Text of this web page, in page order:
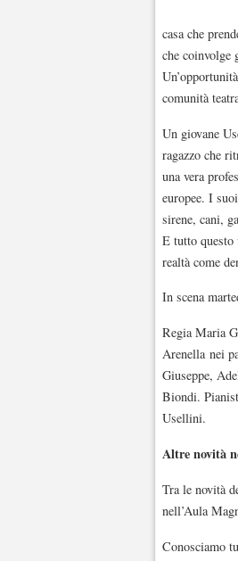
casa che
che coinvolge
comunità
Un giovane
ragazzo che
una vera
europee. I
sirene, cani,
E tutto questo
realtà come
In scena
Regia Maria
Arenella nei
Giuseppe,
Biondi.
Usellini.
Altre novità
Tra le novità
nell’Aula
Conosciamo